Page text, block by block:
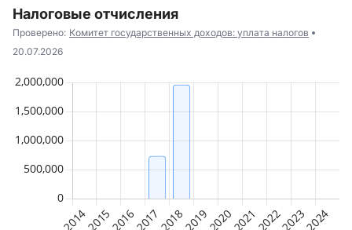
Налоговые отчисления
Проверено: Комитет государственных доходов: уплата налогов
20.07.2026